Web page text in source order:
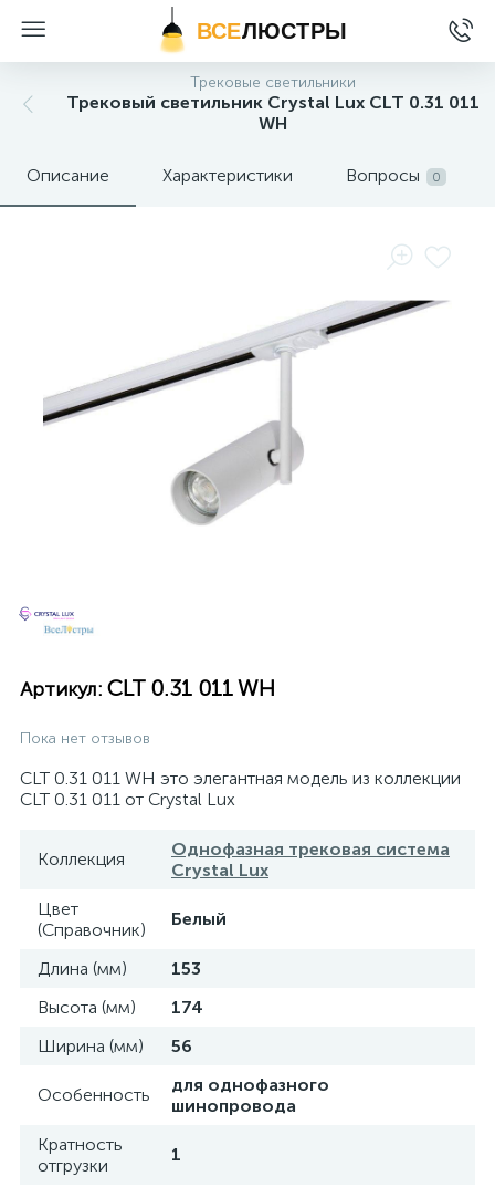
ВСЕЛЮСТРЫ
Трековые светильники
Трековый светильник Crystal Lux CLT 0.31 011
WH
Описание Характеристики Вопросы 0
Артикул: CLT 0.31 011 WH
Пока нет отзывов
CLT 0.31 011 WH это элегантная модель из коллекции
CLT 0.31 011 от Crystal Lux
Коллекция
Однофазная трековая система
Crystal Lux
Цвет
(Справочник)
Белый
Длина (мм)
153
Высота (мм)
174
Ширина (мм)
56
Особенность
для однофазного
шинопровода
Кратность
отгрузки
1